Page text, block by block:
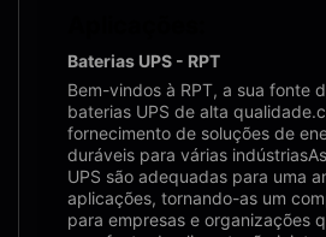
Baterias UPS - RPT
Bem-vindos à RPT, a sua fonte
baterias UPS de alta
fornecimento de soluções de
duráveis para várias
UPS são adequadas para uma
aplicações, tornando-as um
para empresas e organizações